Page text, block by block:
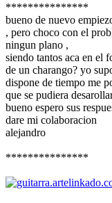
***************
bueno de nuevo
, pero choco con el
ningun plano ,
siendo tantos aca en el
de un charango? yo
dispone de tiempo me
que se pudiera
bueno espero sus
dare mi colaboracion
alejandro
***************